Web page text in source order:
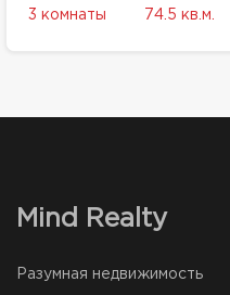
3 комнаты 74.5 кв.м.
Mind Realty
Разумная недвижимость